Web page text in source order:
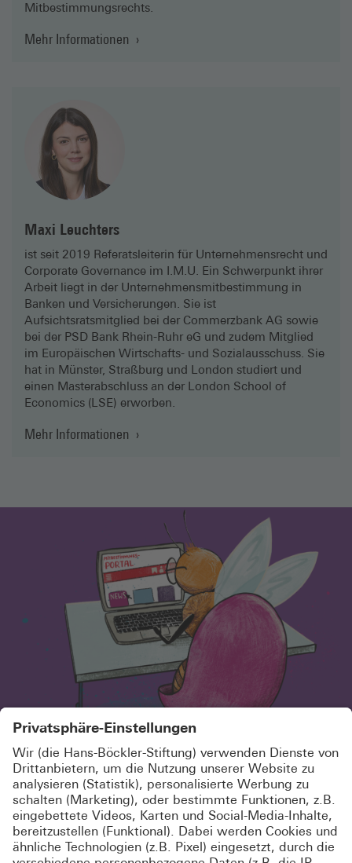
Mitbestimmungsrechts.
Mehr Informationen
Maxi Leuchters
ist seit 2019 Referatsleiterin für Unternehmensrecht und
Corporate Governance im I.M.U. Ein Schwerpunkt ihrer
Arbeit liegt in der Unternehmensmitbestimmung in
Banken und Versicherungen. Sie ist
Aufsichtsratsmitglied bei der Commerzbank AG sowie
bei der PSD Bank Rhein-Ruhr eG und zudem Mitglied
im Europäischen Wirtschafts- und Sozialausschuss. Sie
hat in Münster, Straßburg und London studiert und
einen Masterabschluss an der London School of
Economics (LSE) erworben.
Mehr Informationen
SCHÖN, DASS DU HIER BIST!
MELDE DICH KOSTENLOS AN UND
ABONNIERE UNSEREN
NEWSLETTER